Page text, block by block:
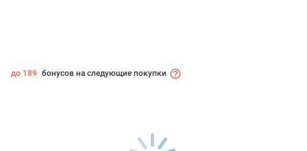
до 189 бонусов на следующие покупки